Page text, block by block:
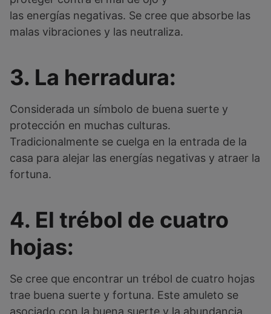
las energías negativas. Se cree que absorbe las
malas vibraciones y las neutraliza.
3. La herradura:
Considerada un símbolo de buena suerte y
protección en muchas culturas.
Tradicionalmente se cuelga en la entrada de la
casa para alejar las energías negativas y atraer la
fortuna.
4. El trébol de cuatro
hojas:
Se cree que encontrar un trébol de cuatro hojas
trae buena suerte y fortuna. Este amuleto se
asociado con la buena suerte y la abundancia.